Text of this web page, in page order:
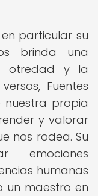
particular su
brinda una
otredad y la
Fuentes
nuestra propia
y valorar
nos rodea. Su
emociones
humanas
un maestro en